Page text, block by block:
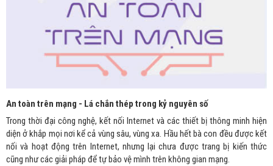
An toàn trên mạng - Lá chắn thép trong kỷ nguyên số
Trong thời đại công nghệ, kết nối Internet và các thiết bị thông minh hiện
diện ở khắp mọi nơi kể cả vùng sâu, vùng xa. Hầu hết bà con đều được kết
nối và hoạt động trên Internet, nhưng lại chưa được trang bị kiến thức
cũng như các giải pháp để tự bảo vệ mình trên không gian mạng.